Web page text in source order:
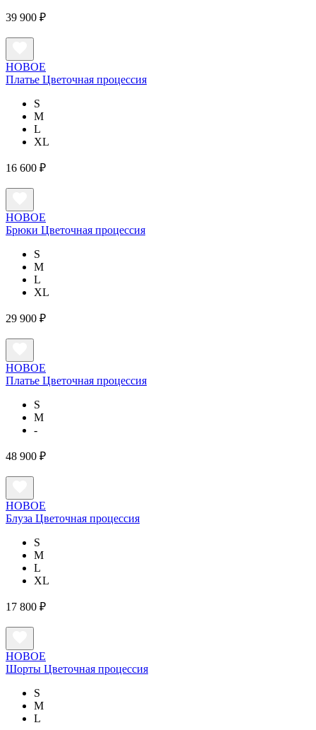
39 900 ₽
НОВОЕ
Платье Цветочная процессия
S
M
L
XL
16 600 ₽
НОВОЕ
Брюки Цветочная процессия
S
M
L
XL
29 900 ₽
НОВОЕ
Платье Цветочная процессия
S
M
-
48 900 ₽
НОВОЕ
Блуза Цветочная процессия
S
M
L
XL
17 800 ₽
НОВОЕ
Шорты Цветочная процессия
S
M
L